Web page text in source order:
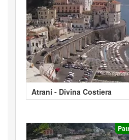
Atrani - Divina Costiera